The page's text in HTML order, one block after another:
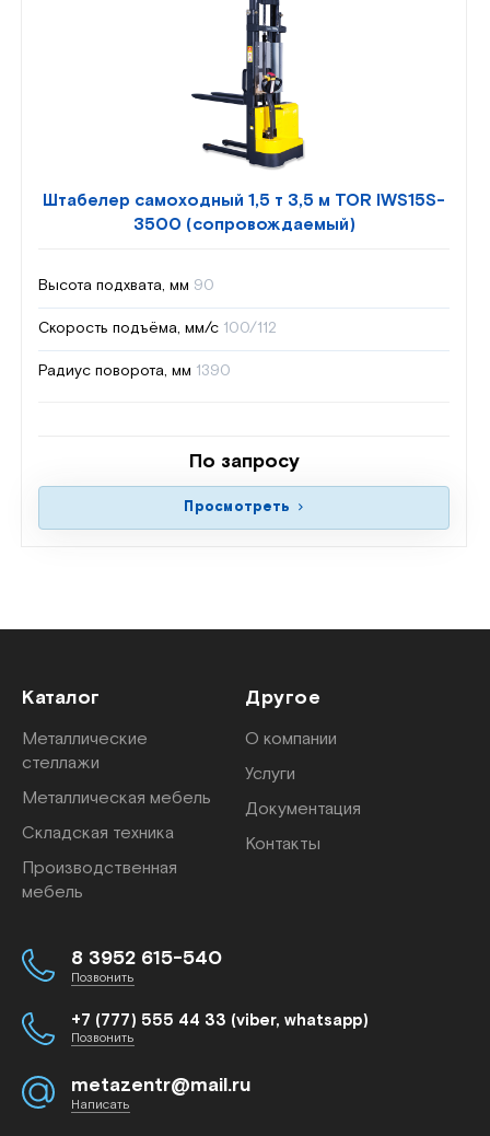
Штабелер самоходный 1,5 т 3,5 м TOR IWS15S-
3500 (сопровождаемый)
Высота подхвата, мм 90
Скорость подъёма, мм/с 100/112
Радиус поворота, мм 1390
По запросу
Просмотреть
Каталог
Металлические
стеллажи
Металлическая мебель
Складская техника
Производственная
мебель
Другое
О компании
Услуги
Документация
Контакты
8 3952 615-540
Позвонить
+7 (777) 555 44 33 (viber, whatsapp)
Позвонить
metazentr@mail.ru
Написать